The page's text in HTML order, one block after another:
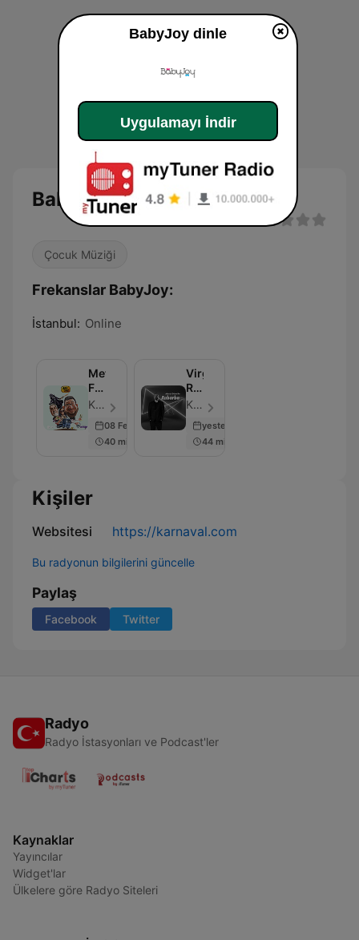
BabyJoy
Çocuk Müziği
Frekanslar BabyJoy:
İstanbul: Online
Metro
FM
-
Aragaz
Karnaval.com - Bölüm 1544
08 Feb 2026
40 min
Virgin
Radio
-
Mesut
Süre
ile
Karnaval.com - Bölüm 2434
yesterday
44 min
Kişiler
Websitesi https://karnaval.com
Bu radyonun bilgilerini güncelle
Paylaş
Facebook Twitter
Radyo
Radyo İstasyonları ve Podcast'ler
Kaynaklar
Yayıncılar
Widget'lar
Ülkelere göre Radyo Siteleri
BabyJoy dinle
Uygulamayı İndir